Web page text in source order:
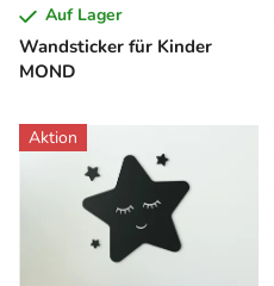
Wandsticker für Kinder
MOND
Auf Lager
Aktion